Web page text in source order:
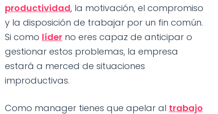
productividad, la motivación, el compromiso
y la disposición de trabajar por un fin común.
Si como líder no eres capaz de anticipar o
gestionar estos problemas, la empresa
estará a merced de situaciones
improductivas.
Como manager tienes que apelar al trabajo